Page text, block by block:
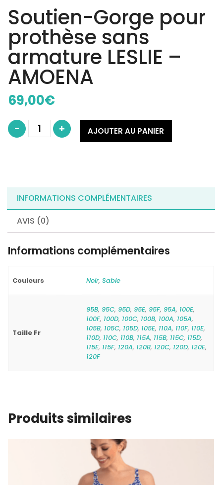
Soutien-Gorge pour
prothèse sans
armature LESLIE –
AMOENA
69,00€
- quantité
Soutien- + AJOUTER AU PANIER
INFORMATIONS COMPLÉMENTAIRES
AVIS (0)
Informations complémentaires
Couleurs Noir, Sable
Taille Fr
95B, 95C, 95D, 95E, 95F, 95A, 100E,
100F, 100D, 100C, 100B, 100A, 105A,
105B, 105C, 105D, 105E, 110A, 110F, 110E,
110D, 110C, 110B, 115A, 115B, 115C, 115D,
115E, 115F, 120A, 120B, 120C, 120D, 120E,
120F
Produits similaires